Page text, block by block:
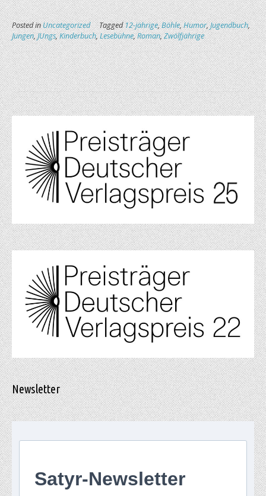
Posted inUncategorized Tagged12-jährige,Böhle,Humor,Jugendbuch,
Jungen,JUngs,Kinderbuch,Lesebühne,Roman,Zwölfjährige
Newsletter
Satyr-Newsletter